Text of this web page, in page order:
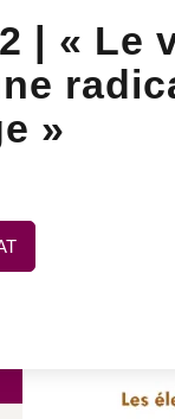
| « Le
»